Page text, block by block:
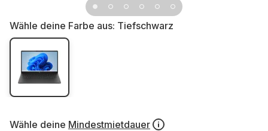
Wähle deine Farbe aus: Tiefschwarz
Wähle deine Mindestmietdauer